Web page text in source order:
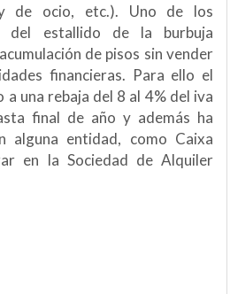
de ocio, etc.). Uno de los
del estallido de la burbuja
de pisos sin vender
financieras. Para ello el
una rebaja del 8 al 4% del iva
final de año y además ha
alguna entidad, como Caixa
en la Sociedad de Alquiler